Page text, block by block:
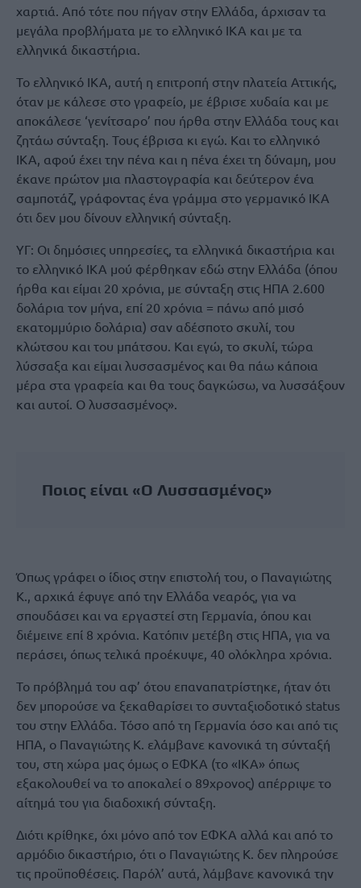
χαρτιά. Από τότε που πήγαν στην Ελλάδα, άρχισαν τα
μεγάλα προβλήματα με το ελληνικό ΙΚΑ και με τα
ελληνικά δικαστήρια.
Το ελληνικό ΙΚΑ, αυτή η επιτροπή στην πλατεία Αττικής,
όταν με κάλεσε στο γραφείο, με έβρισε χυδαία και με
αποκάλεσε ‘γενίτσαρο’ που ήρθα στην Ελλάδα τους και
ζητάω σύνταξη. Τους έβρισα κι εγώ. Και το ελληνικό
ΙΚΑ, αφού έχει την πένα και η πένα έχει τη δύναμη, μου
έκανε πρώτον μια πλαστογραφία και δεύτερον ένα
σαμποτάζ, γράφοντας ένα γράμμα στο γερμανικό ΙΚΑ
ότι δεν μου δίνουν ελληνική σύνταξη.
ΥΓ: Οι δημόσιες υπηρεσίες, τα ελληνικά δικαστήρια και
το ελληνικό ΙΚΑ μού φέρθηκαν εδώ στην Ελλάδα (όπου
ήρθα και είμαι 20 χρόνια, με σύνταξη στις ΗΠΑ 2.600
δολάρια τον μήνα, επί 20 χρόνια = πάνω από μισό
εκατομμύριο δολάρια) σαν αδέσποτο σκυλί, του
κλώτσου και του μπάτσου. Και εγώ, το σκυλί, τώρα
λύσσαξα και είμαι λυσσασμένος και θα πάω κάποια
μέρα στα γραφεία και θα τους δαγκώσω, να λυσσάξουν
και αυτοί. Ο λυσσασμένος».
Ποιος είναι «Ο Λυσσασμένος»
Όπως γράφει ο ίδιος στην επιστολή του, ο Παναγιώτης
Κ., αρχικά έφυγε από την Ελλάδα νεαρός, για να
σπουδάσει και να εργαστεί στη Γερμανία, όπου και
διέμεινε επί 8 χρόνια. Κατόπιν μετέβη στις ΗΠΑ, για να
περάσει, όπως τελικά προέκυψε, 40 ολόκληρα χρόνια.
Το πρόβλημά του αφ’ ότου επαναπατρίστηκε, ήταν ότι
δεν μπορούσε να ξεκαθαρίσει το συνταξιοδοτικό status
του στην Ελλάδα. Τόσο από τη Γερμανία όσο και από τις
ΗΠΑ, ο Παναγιώτης Κ. ελάμβανε κανονικά τη σύνταξή
του, στη χώρα μας όμως ο ΕΦΚΑ (το «ΙΚΑ» όπως
εξακολουθεί να το αποκαλεί ο 89χρονος) απέρριψε το
αίτημά του για διαδοχική σύνταξη.
Διότι κρίθηκε, όχι μόνο από τον ΕΦΚΑ αλλά και από το
αρμόδιο δικαστήριο, ότι ο Παναγιώτης Κ. δεν πληρούσε
τις προϋποθέσεις. Παρόλ’ αυτά, λάμβανε κανονικά την